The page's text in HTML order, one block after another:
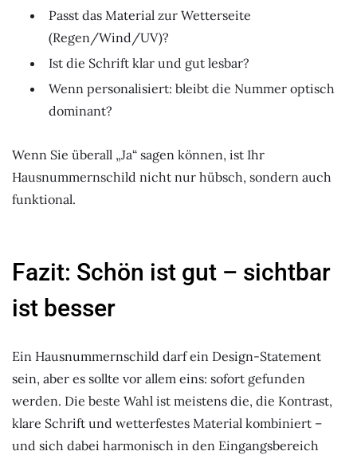
Passt das Material zur Wetterseite
(Regen/Wind/UV)?
Ist die Schrift klar und gut lesbar?
Wenn personalisiert: bleibt die Nummer optisch
dominant?
Wenn Sie überall „Ja“ sagen können, ist Ihr
Hausnummernschild nicht nur hübsch, sondern auch
funktional.
Fazit: Schön ist gut – sichtbar
ist besser
Ein Hausnummernschild darf ein Design-Statement
sein, aber es sollte vor allem eins: sofort gefunden
werden. Die beste Wahl ist meistens die, die Kontrast,
klare Schrift und wetterfestes Material kombiniert –
und sich dabei harmonisch in den Eingangsbereich